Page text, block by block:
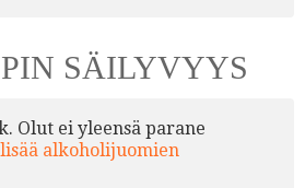
SÄILYVYYS
Olut ei yleensä parane
alkoholijuomien